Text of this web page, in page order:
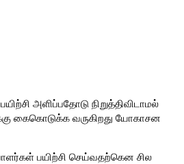
அளிப்பதோடு நிறுத்திவிடாமல்
கைகொடுக்க வருகிறது யோகாசன
பயிற்சி செய்வதற்கென சில